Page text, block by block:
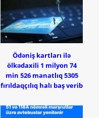
Ödəniş kartları ilə
ölkədaxili 1 milyon 74
min 526 manatlıq 5305
fırıldaqçılıq halı baş verib